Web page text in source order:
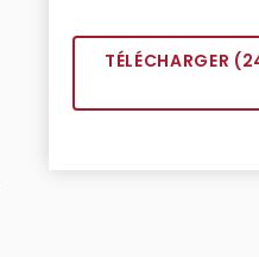
TÉLÉCHARGER (